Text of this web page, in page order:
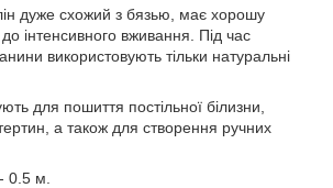
дуже схожий з бязью, має хорошу
до інтенсивного вживання. Під час
використовують тільки натуральні
для пошиття постільної білизни,
а також для створення ручних
0.5 м.